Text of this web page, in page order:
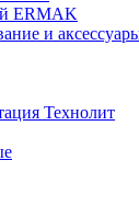
ERMAK
и
Технолит